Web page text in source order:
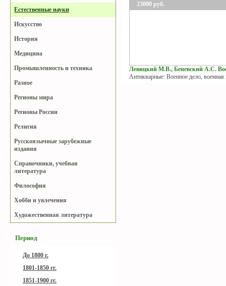
Естественные науки
Искусство
История
Медицина
Промышленность и техника
Разное
Регионы мира
Регионы России
Религия
Русскоязычные зарубежные
издания
Справочники, учебная
литература
Философия
Хобби и увлечения
Художественная литература
Период
До 1800 г.
1801-1850 гг.
1851-1900 гг.
23000 руб.
Левицкий М.В., Беневский А.С.
Антикварные: Военное дело, военная